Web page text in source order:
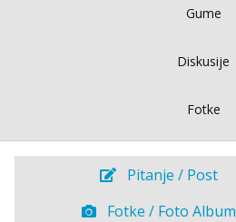
Gume
Diskusije
Fotke
Pitanje / Post
Fotke / Foto Album